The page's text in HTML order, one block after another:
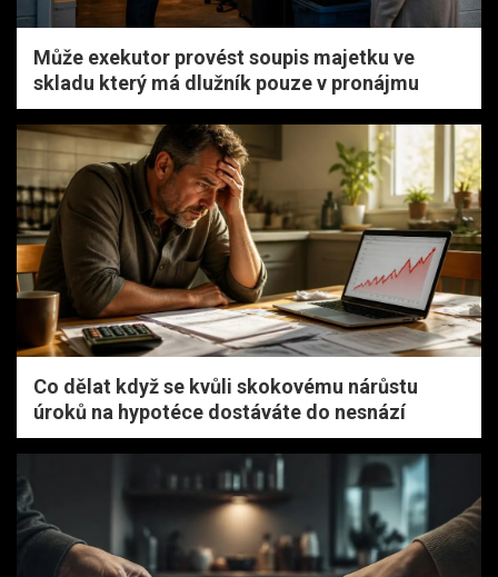
Může exekutor provést soupis majetku ve
skladu který má dlužník pouze v pronájmu
Co dělat když se kvůli skokovému nárůstu
úroků na hypotéce dostáváte do nesnází